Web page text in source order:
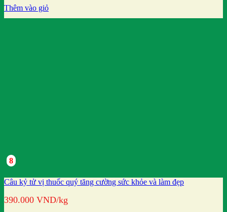
Thêm vào giỏ
8
Câu kỷ tử vị thuốc quý tăng cường sức khỏe và làm đẹp
390.000 VND/kg